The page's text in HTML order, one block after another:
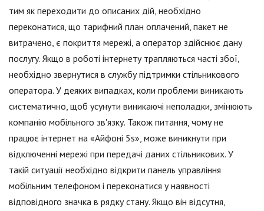
тим як переходити до описаних дій, необхідно
переконатися, що тарифний план оплачений, пакет не
витрачено, є покриття мережі, а оператор здійснює дану
послугу. Якщо в роботі інтернету трапляються часті збої,
необхідно звернутися в службу підтримки стільникового
оператора. У деяких випадках, коли проблеми виникають
систематично, щоб усунути виникаючі неполадки, змінюють
компанію мобільного зв'язку. Також питання, чому не
працює інтернет на «Айфоні 5s», може виникнути при
відключенні мережі при передачі даних стільникових. У
такій ситуації необхідно відкрити панель управління
мобільним телефоном і переконатися у наявності
відповідного значка в рядку стану. Якщо він відсутня,